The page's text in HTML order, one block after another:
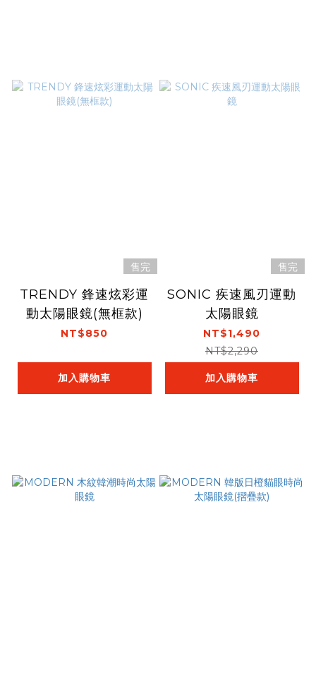
售完
TRENDY 鋒速炫彩運
動太陽眼鏡(無框款)
NT$850
加入購物車
售完
SONIC 疾速風刃運動
太陽眼鏡
NT$1,490
NT$2,290
加入購物車